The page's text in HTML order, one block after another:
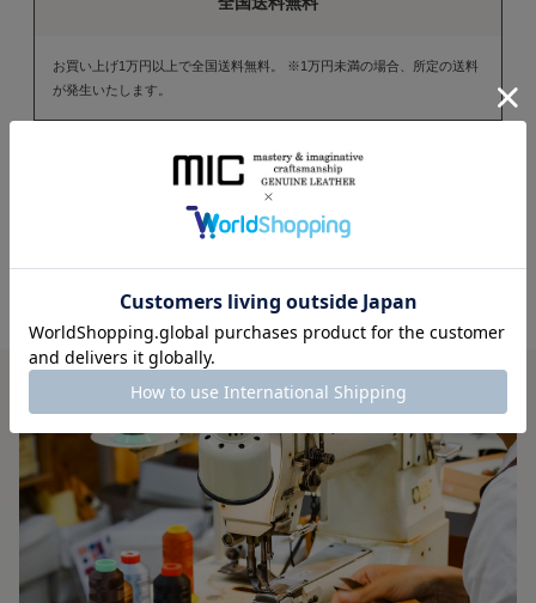
お買い上げ1万円以上で全国送料無料。 ※1万円未満の場合、所定の送料
が発生いたします。
ラッピング無料